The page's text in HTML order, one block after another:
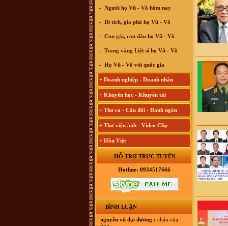
- Người họ Vũ - Võ hôm nay
- Di tích, gia phả họ Vũ - Võ
- Con gái, con dâu họ Vũ - Võ
- Trang vàng Liệt sĩ họ Vũ - Võ
- Họ Vũ - Võ với quốc gia
+ Doanh nghiệp - Doanh nhân
+ Khuyến học - Khuyến tài
+ Thơ ca - Câu đối - Danh ngôn
+ Thư viện ảnh - Video Clip
+ Hồn Việt
HỖ TRỢ TRỰC TUYẾN
Hotline: 0934517666
BÌNH LUẬN
nguyễn vũ đại dương : cháu của